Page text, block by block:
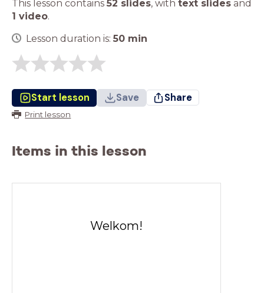
This lesson contains 52 slides, with text slides and
1 video.
Lesson duration is: 50 min
Start lesson Save Share
Print lesson
Items in this lesson
Welkom!